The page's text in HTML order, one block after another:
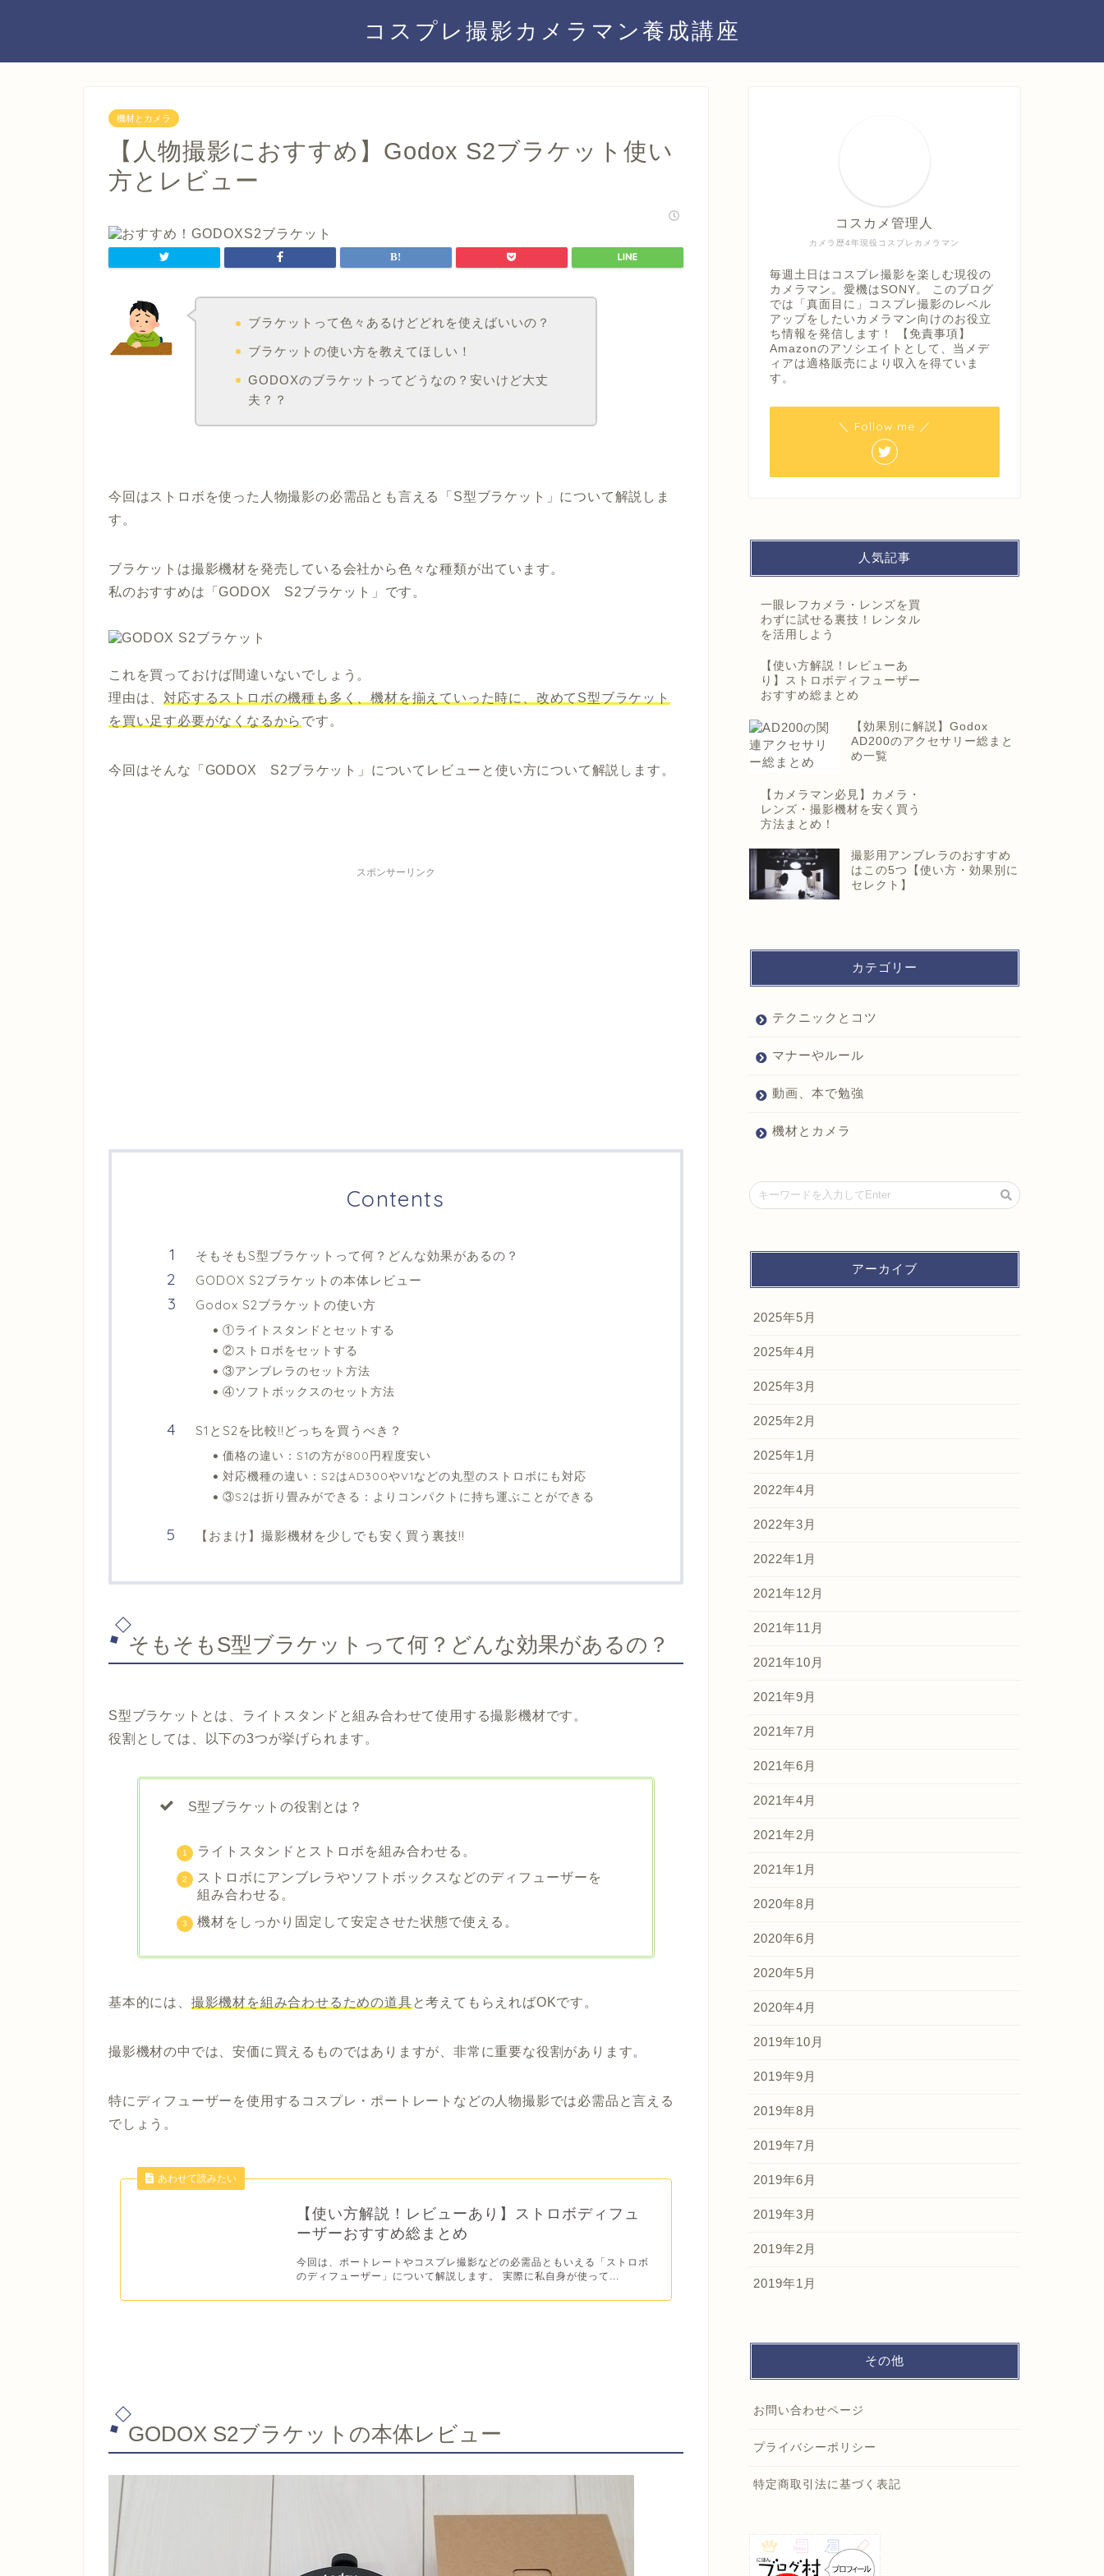
コスプレ撮影カメラマン養成講座
機材とカメラ
【人物撮影におすすめ】Godox S2ブラケット使い
方とレビュー
ブラケットって色々あるけどどれを使えばいいの？
ブラケットの使い方を教えてほしい！
GODOXのブラケットってどうなの？安いけど大丈
夫？？
今回はストロボを使った人物撮影の必需品とも言える「S型ブラケット」について解説しま
す。
ブラケットは撮影機材を発売している会社から色々な種類が出ています。
私のおすすめは 「GODOX S2ブラケット」 です。
これを買っておけば間違いないでしょう。
理由は、 対応するストロボの機種も多く、機材を揃えていった時に、改めてS型ブラケット
を買い足す必要がなくなるから です。
今回はそんな「GODOX S2ブラケット」についてレビューと使い方について解説します。
スポンサーリンク
Contents
そもそもS型ブラケットって何？どんな効果があるの？
GODOX S2ブラケットの本体レビュー
Godox S2ブラケットの使い方
①ライトスタンドとセットする
②ストロボをセットする
③アンブレラのセット方法
④ソフトボックスのセット方法
S1とS2を比較!!どっちを買うべき？
価格の違い：S1の方が800円程度安い
対応機種の違い：S2はAD300やV1などの丸型のストロボにも対応
③S2は折り畳みができる：よりコンパクトに持ち運ぶことができる
【おまけ】撮影機材を少しでも安く買う裏技!!
そもそもS型ブラケットって何？どんな効果があるの？
S型ブラケットとは、ライトスタンドと組み合わせて使用する撮影機材です。
役割としては、以下の3つが挙げられます。
S型ブラケットの役割とは？
ライトスタンドとストロボを組み合わせる。
ストロボにアンブレラやソフトボックスなどのディフューザーを
組み合わせる。
機材をしっかり固定して安定させた状態で使える。
基本的には、 撮影機材を組み合わせるための道具と考えてもらえればOKです。
撮影機材の中では、安価に買えるものではありますが、非常に重要な役割があります。
特にディフューザーを使用するコスプレ・ポートレートなどの人物撮影では必需品と言える
でしょう。
あわせて読みたい
【使い方解説！レビューあり】ストロボディフュ
ーザーおすすめ総まとめ
今回は、ポートレートやコスプレ撮影などの必需品ともいえる「ストロボ
のディフューザー」について解説します。 実際に私自身が使って...
GODOX S2ブラケットの本体レビュー
カメラ歴4年現役コスプレカメラマン
コスカメ管理人
毎週土日はコスプレ撮影を楽しむ現役の
カメラマン。愛機はSONY。 このブログ
では「真面目に」コスプレ撮影のレベル
アップをしたいカメラマン向けのお役立
ち情報を発信します！ 【免責事項】
Amazonのアソシエイトとして、当メデ
ィアは適格販売により収入を得ていま
す。
＼ Follow me ／
人気記事
一眼レフカメラ・レンズを買
わずに試せる裏技！レンタル
を活用しよう
【使い方解説！レビューあ
り】ストロボディフューザー
おすすめ総まとめ
【効果別に解説】Godox
AD200のアクセサリー総まと
め一覧
【カメラマン必見】カメラ・
レンズ・撮影機材を安く買う
方法まとめ！
撮影用アンブレラのおすすめ
はこの5つ【使い方・効果別に
セレクト】
カテゴリー
テクニックとコツ
マナーやルール
動画、本で勉強
機材とカメラ
アーカイブ
2025年5月
2025年4月
2025年3月
2025年2月
2025年1月
2022年4月
2022年3月
2022年1月
2021年12月
2021年11月
2021年10月
2021年9月
2021年7月
2021年6月
2021年4月
2021年2月
2021年1月
2020年8月
2020年6月
2020年5月
2020年4月
2019年10月
2019年9月
2019年8月
2019年7月
2019年6月
2019年3月
2019年2月
2019年1月
その他
お問い合わせページ
プライバシーポリシー
特定商取引法に基づく表記